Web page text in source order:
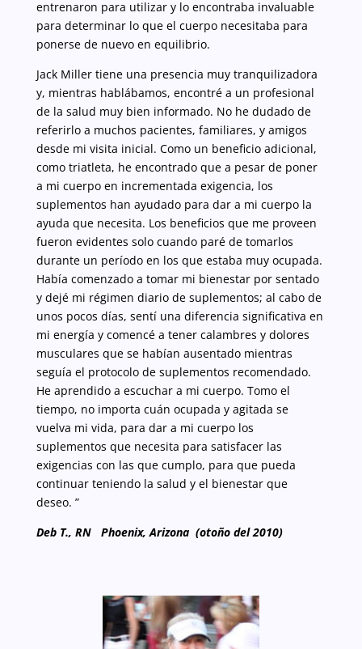
entrenaron para utilizar y lo encontraba invaluable
para determinar lo que el cuerpo necesitaba para
ponerse de nuevo en equilibrio.
Jack Miller tiene una presencia muy tranquilizadora
y, mientras hablábamos, encontré a un profesional
de la salud muy bien informado. No he dudado de
referirlo a muchos pacientes, familiares, y amigos
desde mi visita inicial. Como un beneficio adicional,
como triatleta, he encontrado que a pesar de poner
a mi cuerpo en incrementada exigencia, los
suplementos han ayudado para dar a mi cuerpo la
ayuda que necesita. Los beneficios que me proveen
fueron evidentes solo cuando paré de tomarlos
durante un período en los que estaba muy ocupada.
Había comenzado a tomar mi bienestar por sentado
y dejé mi régimen diario de suplementos; al cabo de
unos pocos días, sentí una diferencia significativa en
mi energía y comencé a tener calambres y dolores
musculares que se habían ausentado mientras
seguía el protocolo de suplementos recomendado.
He aprendido a escuchar a mi cuerpo. Tomo el
tiempo, no importa cuán ocupada y agitada se
vuelva mi vida, para dar a mi cuerpo los
suplementos que necesita para satisfacer las
exigencias con las que cumplo, para que pueda
continuar teniendo la salud y el bienestar que
deseo. ”
Deb T., RN Phoenix, Arizona (otoño del 2010)